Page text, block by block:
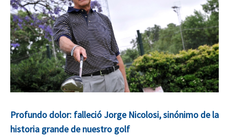
Profundo dolor: falleció Jorge Nicolosi, sinónimo de la
historia grande de nuestro golf